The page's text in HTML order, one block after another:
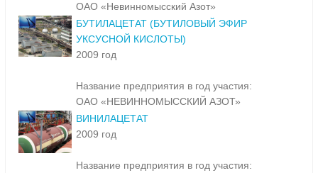
ОАО «Невинномысский Азот»
БУТИЛАЦЕТАТ (БУТИЛОВЫЙ ЭФИР
УКСУСНОЙ КИСЛОТЫ)
2009 год
Название предприятия в год участия:
ОАО «НЕВИННОМЫССКИЙ АЗОТ»
ВИНИЛАЦЕТАТ
2009 год
Название предприятия в год участия: